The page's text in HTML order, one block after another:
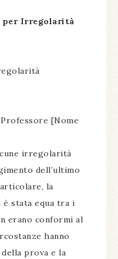
per Irregolarità
[Nome
irregolarità
dell’ultimo
la
stata equa tra i
erano conformi al
hanno
prova e la